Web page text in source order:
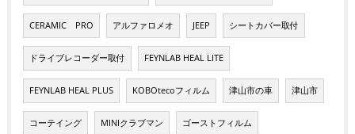
CERAMIC PRO アルファロメオ JEEP シートカバー取付
ドライブレコーダー取付 FEYNLAB HEAL LITE
FEYNLAB HEAL PLUS KOBOtecoフィルム 津山市の車 津山市
コーテイング MINIクラブマン ゴーストフィルム